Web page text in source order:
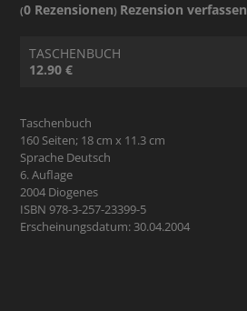
(0 Rezensionen) Rezension verfassen
TASCHENBUCH
12.90 €
Taschenbuch
160 Seiten; 18 cm x 11.3 cm
Sprache Deutsch
6. Auflage
2004 Diogenes
ISBN 978-3-257-23399-5
Erscheinungsdatum: 30.04.2004